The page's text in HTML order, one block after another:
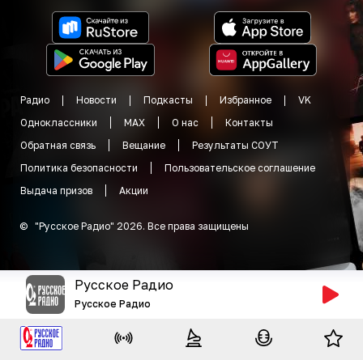
Радио Новости Подкасты Избранное
VK
Одноклассники
MAX О нас
Контакты
Обратная связь
Вещание
Результаты СОУТ
Политика безопасности
Пользовательское соглашение
Выдача призов
Акции
© "Русское Радио" 2026. Все права защищены
Русское Радио
Русское Радио